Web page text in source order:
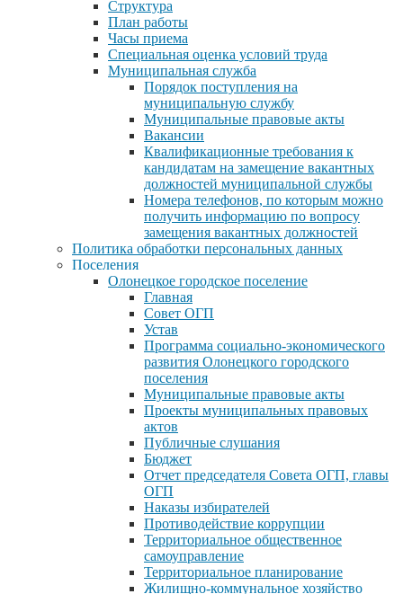
Структура
План работы
Часы приема
Специальная оценка условий труда
Муниципальная служба
Порядок поступления на
муниципальную службу
Муниципальные правовые акты
Вакансии
Квалификационные требования к
кандидатам на замещение вакантных
должностей муниципальной службы
Номера телефонов, по которым можно
получить информацию по вопросу
замещения вакантных должностей
Политика обработки персональных данных
Поселения
Олонецкое городское поселение
Главная
Совет ОГП
Устав
Программа социально-экономического
развития Олонецкого городского
поселения
Муниципальные правовые акты
Проекты муниципальных правовых
актов
Публичные слушания
Бюджет
Отчет председателя Совета ОГП, главы
ОГП
Наказы избирателей
Противодействие коррупции
Территориальное общественное
самоуправление
Территориальное планирование
Жилищно-коммунальное хозяйство